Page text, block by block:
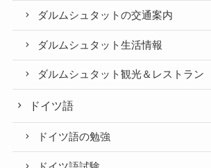
ダルムシュタットの交通案内
ダルムシュタット生活情報
ダルムシュタット観光＆レストラン
ドイツ語
ドイツ語の勉強